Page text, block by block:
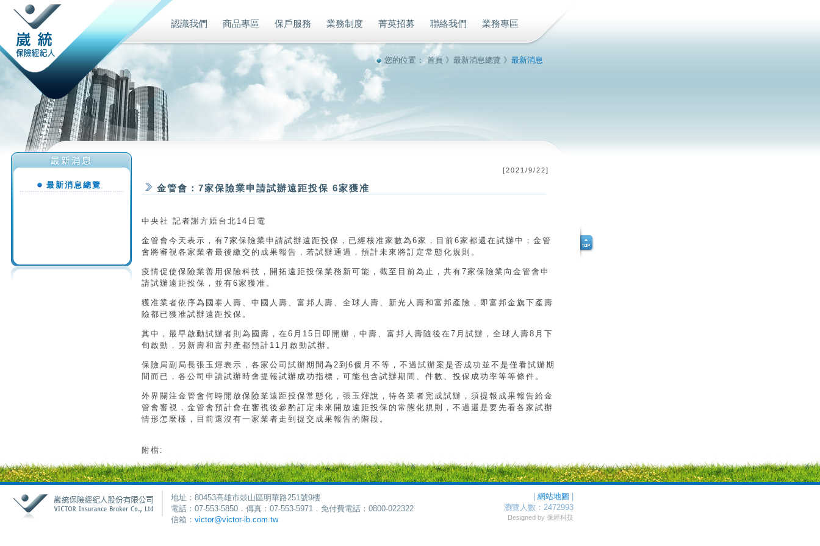
認識我們 商品專區 保戶服務 業務制度 菁英招募 聯絡我們 業務專區
您的位置： 首頁 》 最新消息總覽 》 最新消息
最新消息總覽
[2021/9/22]
金管會：7家保險業申請試辦遠距投保 6家獲准
中央社 記者謝方娪台北14日電
金管會今天表示，有7家保險業申請試辦遠距投保，已經核准家數為6家，目前6家都還在試辦中；金管
會將審視各家業者最後繳交的成果報告，若試辦通過，預計未來將訂定常態化規則。
疫情促使保險業善用保險科技，開拓遠距投保業務新可能，截至目前為止，共有7家保險業向金管會申
請試辦遠距投保，並有6家獲准。
獲准業者依序為國泰人壽、中國人壽、富邦人壽、全球人壽、新光人壽和富邦產險，即富邦金旗下產壽
險都已獲准試辦遠距投保。
其中，最早啟動試辦者則為國壽，在6月15日即開辦，中壽、富邦人壽隨後在7月試辦，全球人壽8月下
旬啟動，另新壽和富邦產都預計11月啟動試辦。
保險局副局長張玉煇表示，各家公司試辦期間為2到6個月不等，不過試辦案是否成功並不是僅看試辦期
間而已，各公司申請試辦時會提報試辦成功指標，可能包含試辦期間、件數、投保成功率等等條件。
外界關注金管會何時開放保險業遠距投保常態化，張玉煇說，待各業者完成試辦，須提報成果報告給金
管會審視，金管會預計會在審視後參酌訂定未來開放遠距投保的常態化規則，不過還是要先看各家試辦
情形怎麼樣，目前還沒有一家業者走到提交成果報告的階段。
附檔:
地址：80453高雄市鼓山區明華路251號9樓
電話：07-553-5850．傳真：07-553-5971．免付費電話：0800-022322
信箱： victor@victor-ib.com.tw
網站地圖
瀏覽人數： 2472993
Designed by 保經科技